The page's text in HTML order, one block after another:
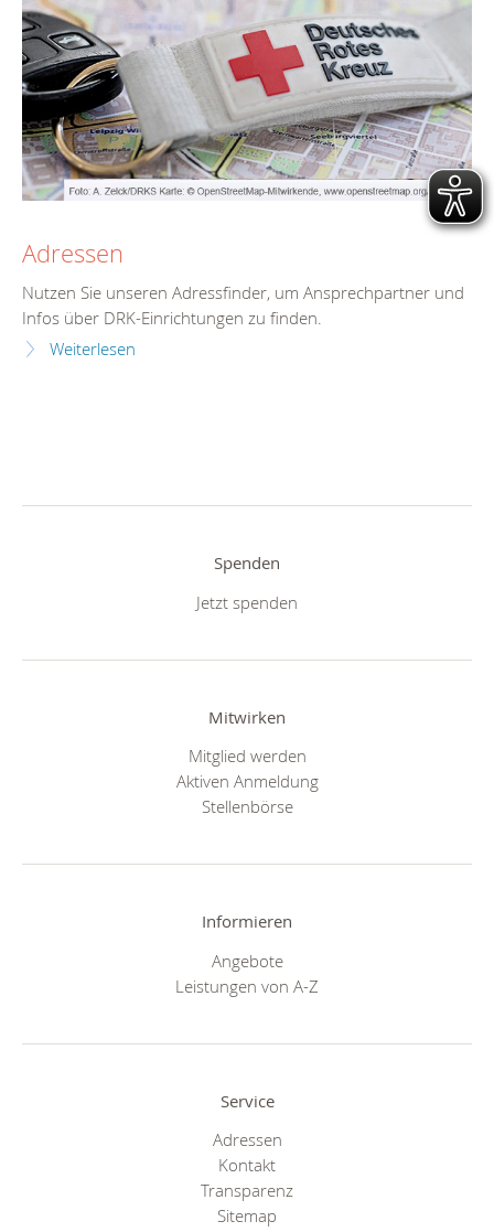
Adressen
Nutzen Sie unseren Adressfinder, um Ansprechpartner und
Infos über DRK-Einrichtungen zu finden.
Weiterlesen
Spenden
Jetzt spenden
Mitwirken
Mitglied werden
Aktiven Anmeldung
Stellenbörse
Informieren
Angebote
Leistungen von A-Z
Service
Adressen
Kontakt
Transparenz
Sitemap